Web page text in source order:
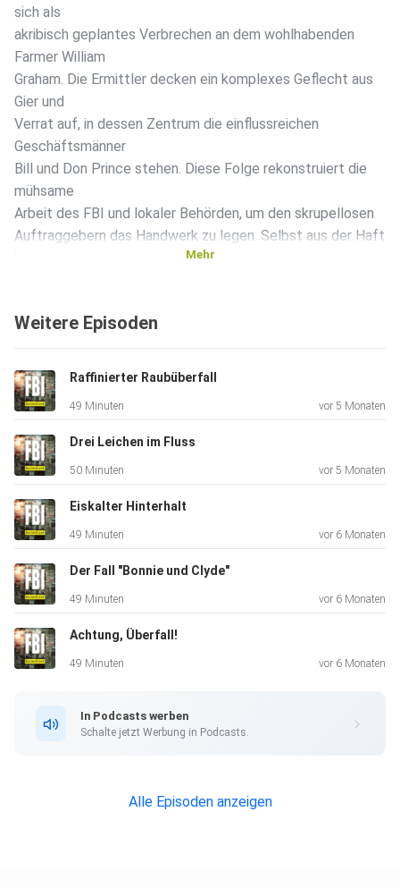
sich als
akribisch geplantes Verbrechen an dem wohlhabenden
Farmer William
Graham. Die Ermittler decken ein komplexes Geflecht aus
Gier und
Verrat auf, in dessen Zentrum die einflussreichen
Geschäftsmänner
Bill und Don Prince stehen. Diese Folge rekonstruiert die
mühsame
Arbeit des FBI und lokaler Behörden, um den skrupellosen
Auftraggebern das Handwerk zu legen. Selbst aus der Haft
Schweigen zu bringen und weitere Anschläge zu planen.
riskante verdeckte Operation mit fingierten Beweisen führt
zur
endgültigen Überführung.
Blick
hinter die Kulissen des Forensiklabors des Federal Bureau
Investigation (FBI) wirft. Es werden wahre FBI-Fälle durch
Nachstellungen und Interviews erzählt.
️ Disclaimer ️
Dieser Podcast behandelt echte Kriminalfälle und enthält
Mehr
Weitere Episoden
Raffinierter Raubüberfall
49 Minuten vor 5 Monaten
Drei Leichen im Fluss
50 Minuten vor 5 Monaten
Eiskalter Hinterhalt
49 Minuten vor 6 Monaten
Der Fall "Bonnie und Clyde"
49 Minuten vor 6 Monaten
Achtung, Überfall!
49 Minuten vor 6 Monaten
In Podcasts werben
Schalte jetzt Werbung in Podcasts.
Alle Episoden anzeigen